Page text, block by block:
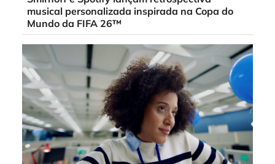
musical personalizada inspirada na Copa do
Mundo da FIFA 26™